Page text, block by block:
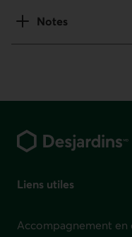
Notes
Liens utiles
Accompagnement en